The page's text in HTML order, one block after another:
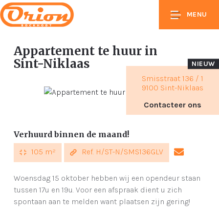
MENU
Appartement te huur in
Sint-Niklaas
Smisstraat 136 / 1
9100 Sint-Niklaas
Contacteer ons
NIEUW
Verhuurd binnen de maand!
105 m² Ref. H/ST-N/SMS136GLV
Woensdag 15 oktober hebben wij een opendeur staan
tussen 17u en 19u. Voor een afspraak dient u zich
spontaan aan te melden want plaatsen zijn gering!